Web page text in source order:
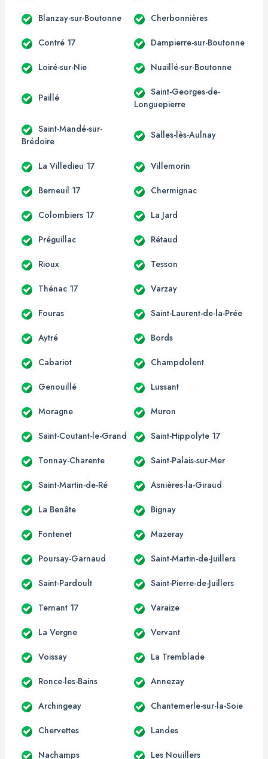
Blanzay-sur-Boutonne Cherbonnières
Contré 17 Dampierre-sur-Boutonne
Loiré-sur-Nie Nuaillé-sur-Boutonne
Paillé
Saint-Georges-de-
Longuepierre
Saint-Mandé-sur-
Brédoire
Salles-lès-Aulnay
La Villedieu 17 Villemorin
Berneuil 17 Chermignac
Colombiers 17 La Jard
Préguillac Rétaud
Rioux Tesson
Thénac 17 Varzay
Fouras Saint-Laurent-de-la-Prée
Aytré Bords
Cabariot Champdolent
Genouillé Lussant
Moragne Muron
Saint-Coutant-le-Grand Saint-Hippolyte 17
Tonnay-Charente Saint-Palais-sur-Mer
Saint-Martin-de-Ré Asnières-la-Giraud
La Benâte Bignay
Fontenet Mazeray
Poursay-Garnaud Saint-Martin-de-Juillers
Saint-Pardoult Saint-Pierre-de-Juillers
Ternant 17 Varaize
La Vergne Vervant
Voissay La Tremblade
Ronce-les-Bains Annezay
Archingeay Chantemerle-sur-la-Soie
Chervettes Landes
Nachamps Les Nouillers